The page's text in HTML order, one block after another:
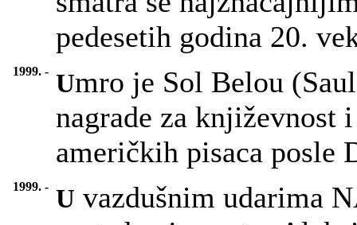
pedesetih godina 20.
1999. - Umro je Sol Belou
nagrade za književnost
američkih pisaca posle
1999. - U vazdušnim udarima